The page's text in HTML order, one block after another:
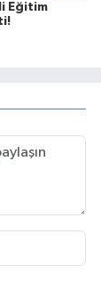
Eğitim